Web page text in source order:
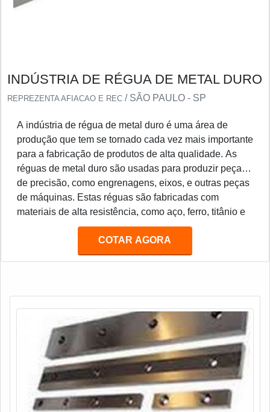
INDÚSTRIA DE RÉGUA DE METAL DURO
REPREZENTA AFIACAO E REC / SÃO PAULO - SP
A indústria de régua de metal duro é uma área de
produção que tem se tornado cada vez mais importante
para a fabricação de produtos de alta qualidade. As
réguas de metal duro são usadas para produzir peças
de precisão, como engrenagens, eixos, e outras peças
de máquinas. Estas réguas são fabricadas com
materiais de alta resistência, como aço, ferro, titânio e
outros metais duros. Estes materiais são resistentes ao
desgaste e à corrosão, o que torna as réguas de metal
duro ideais para a produção de peças de precisão.
necessidade de manutenção.
COTAR AGORA